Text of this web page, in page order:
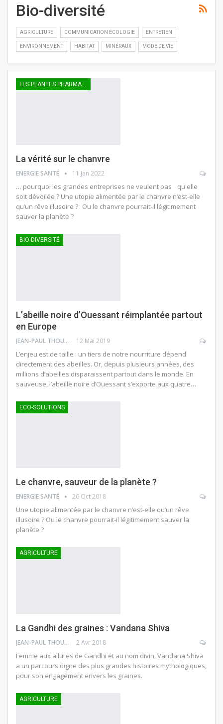
Bio-diversité
AGRICULTURE COMMUNICATION ÉCOLOGIE ENTRETIEN
ENVIRONNEMENT HABITAT MINÉRAUX MODE DE VIE
LES PLANTES PHARMACEUTIQUES
La vérité sur le chanvre
ENERGIE SANTÉ 11 Jan 2022
… pourquoi les grandes entreprises ne veulent pas qu'elle
soit dévoilée ? Une utopie alimentée par le chanvre n’est-elle
qu’un rêve illusoire ? Ou le chanvre pourrait-il légitimement
sauver la planète ?
BIO-DIVERSITÉ
L’abeille noire d’Ouessant réimplantée partout
en Europe
JEAN-PAUL THOUNY 12 Mai 2019
L’enjeu est de taille : un tiers de notre nourriture dépend
directement des abeilles. Or, depuis plusieurs années, des
millions d’abeilles disparaissent partout dans le monde. En
sauveuse, l’abeille noire d’Ouessant s’exporte aux quatre…
ECO-SOLUTIONS
Le chanvre, sauveur de la planète ?
ENERGIE SANTÉ 26 Oct 2018
Une utopie alimentée par le chanvre n’est-elle qu’un rêve
illusoire ? Ou le chanvre pourrait-il légitimement sauver la
planète ?
AGRICULTURE
La Gandhi des graines : Vandana Shiva
JEAN-PAUL THOUNY 2 Avr 2018
Femme aux allures de Gandhi et au nom divin, Vandana Shiva
a un parcours digne des plus grandes histoires mythologiques,
pour son engagement envers les graines.
AGRICULTURE